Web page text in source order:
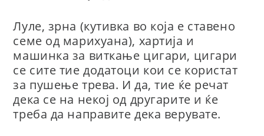
Луле, зрна (кутивка во која е ставено
семе од марихуана), хартија и
машинка за виткање цигари, цигари
се сите тие додатоци кои се користат
за пушење трева. И да, тие ќе речат
дека се на некој од другарите и ќе
треба да направите дека верувате.